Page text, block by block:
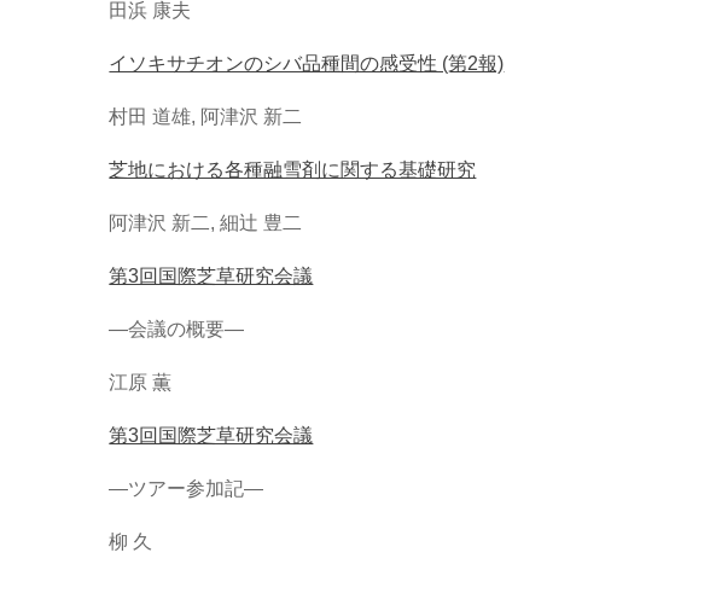
田浜 康夫
イソキサチオンのシバ品種間の感受性 (第2報)
村田 道雄, 阿津沢 新二
芝地における各種融雪剤に関する基礎研究
阿津沢 新二, 細辻 豊二
第3回国際芝草研究会議
―会議の概要―
江原 薫
第3回国際芝草研究会議
―ツアー参加記―
柳 久